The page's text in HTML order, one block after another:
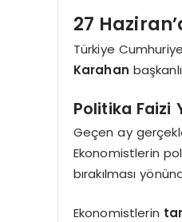
27
Türkiye
Karahan
Politika Faizi
Geçen ay
Ekonomistlerin
bırakılması
Ekonomistlerin